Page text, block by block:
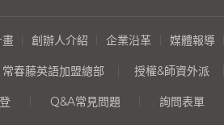
創辦人介紹 企業沿革 媒體報導
常春藤英語加盟總部 授權&師資外派
Q&A常見問題 詢問表單